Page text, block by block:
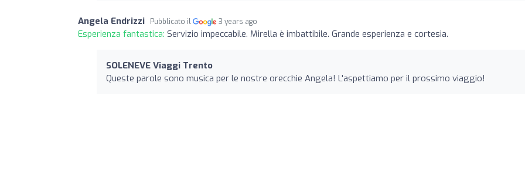
Angela Endrizzi Pubblicato il 3 years ago
Esperienza fantastica: Servizio impeccabile. Mirella è imbattibile. Grande esperienza e cortesia.
SOLENEVE Viaggi Trento
Queste parole sono musica per le nostre orecchie Angela! L'aspettiamo per il prossimo viaggio!